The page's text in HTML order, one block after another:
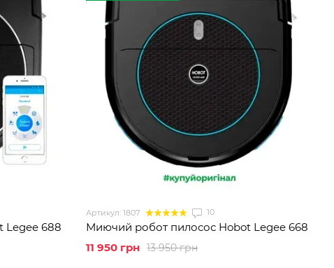
Legee 688
Артикул: 1807 10
Миючий робот пилосос Hobot Legee 668
13 950 грн
11 950 грн